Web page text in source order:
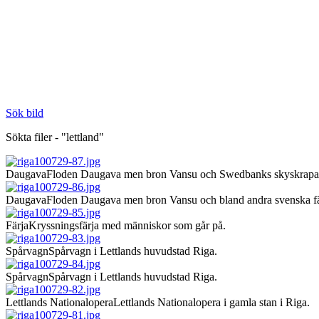
Sök bild
Sökta filer - "lettland"
DaugavaFloden Daugava men bron Vansu och Swedbanks
DaugavaFloden Daugava men bron Vansu och bland andra svenska
FärjaKryssningsfärja med människor som går på.
SpårvagnSpårvagn i Lettlands huvudstad Riga.
SpårvagnSpårvagn i Lettlands huvudstad Riga.
Lettlands NationaloperaLettlands Nationalopera i gamla stan i Riga.